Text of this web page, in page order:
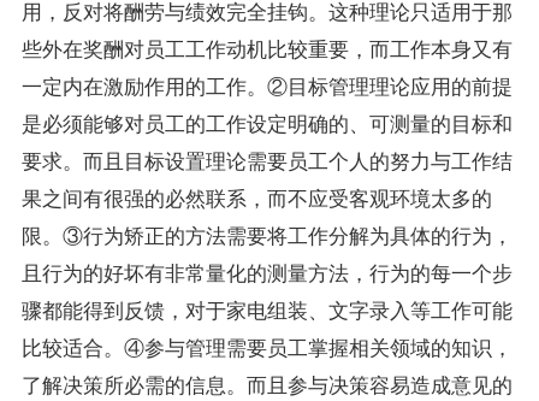
用，反对将酬劳与绩效完全挂钩。这种理论只适用于那
些外在奖酬对员工工作动机比较重要，而工作本身又有
一定内在激励作用的工作。②目标管理理论应用的前提
是必须能够对员工的工作设定明确的、可测量的目标和
要求。而且目标设置理论需要员工个人的努力与工作结
果之间有很强的必然联系，而不应受客观环境太多的
限。③行为矫正的方法需要将工作分解为具体的行为，
且行为的好坏有非常量化的测量方法，行为的每一个步
骤都能得到反馈，对于家电组装、文字录入等工作可能
比较适合。④参与管理需要员工掌握相关领域的知识，
了解决策所必需的信息。而且参与决策容易造成意见的